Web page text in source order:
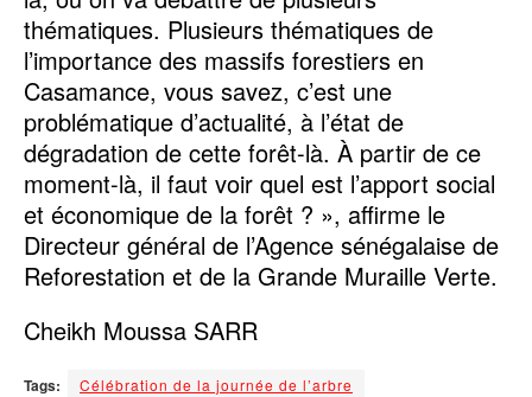
thématiques. Plusieurs thématiques de
l’importance des massifs forestiers en
Casamance, vous savez, c’est une
problématique d’actualité, à l’état de
dégradation de cette forêt-là. À partir de ce
moment-là, il faut voir quel est l’apport social
et économique de la forêt ? », affirme le
Directeur général de l’Agence sénégalaise de
Reforestation et de la Grande Muraille Verte.
Cheikh Moussa SARR
Tags:
Célébration de la journée de l’arbre